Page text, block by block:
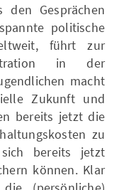
Gesprächen
politische
führt zur
in der
macht
Zukunft und
bereits jetzt die
zu
bereits jetzt
können. Klar